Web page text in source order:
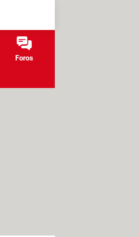
Foros